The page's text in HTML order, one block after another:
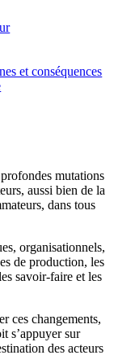
et conséquences
mutations
aussi bien de la
dans tous
organisationnels,
de production, les
savoir-faire et les
ces changements,
s’appuyer sur
des acteurs